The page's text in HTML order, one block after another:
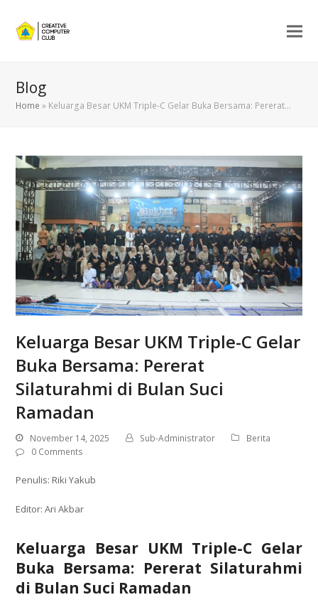
Blog
Home » Keluarga Besar UKM Triple-C Gelar Buka Bersama: Pererat…
Keluarga Besar UKM Triple-C Gelar
Buka Bersama: Pererat
Silaturahmi di Bulan Suci
Ramadan
November 14, 2025 Sub-Administrator
Berita
0 Comments
Penulis: Riki Yakub
Editor: Ari Akbar
Keluarga Besar UKM Triple-C Gelar
Buka Bersama: Pererat Silaturahmi
di Bulan Suci Ramadan